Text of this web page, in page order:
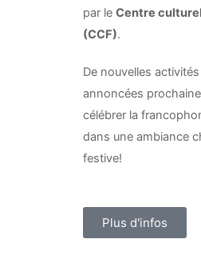
par le Centre
(CCF).
De nouvelles
annoncées
célébrer la
dans une ambiance
festive!
Plus d'infos